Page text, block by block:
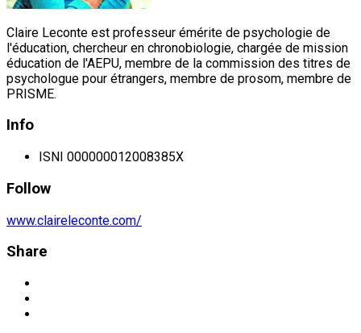
Claire Leconte est professeur émérite de psychologie de
l'éducation, chercheur en chronobiologie, chargée de mission
éducation de l'AEPU, membre de la commission des titres de
psychologue pour étrangers, membre de prosom, membre de
PRISME.
Info
ISNI 000000012008385X
Follow
www.claireleconte.com/
Share